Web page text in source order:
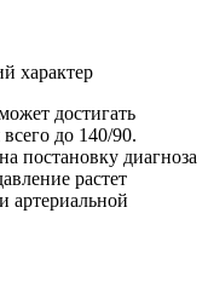
характер
достигать
до 140/90.
постановку диагноза
растет
артериальной